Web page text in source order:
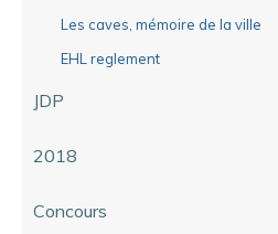
Les caves, mémoire de la ville
EHL reglement
JDP
2018
Concours